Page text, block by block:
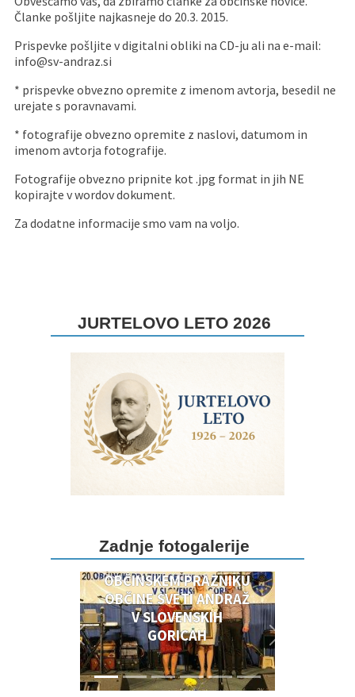
Članke pošljite najkasneje do 20.3. 2015.
Prispevke pošljite v digitalni obliki na CD-ju ali na e-mail:
info@sv-andraz.si
* prispevke obvezno opremite z imenom avtorja, besedil ne
urejate s poravnavami.
* fotografije obvezno opremite z naslovi, datumom in
imenom avtorja fotografije.
Fotografije obvezno pripnite kot .jpg format in jih NE
kopirajte v wordov dokument.
Za dodatne informacije smo vam na voljo.
JURTELOVO LETO 2026
Zadnje fotogalerije
DOGODKI OB 20.
OBČINSKEM PRAZNIKU
OBČINSKEM PRAZNIKU
OBČINE SVETI ANDRAŽ
V SLOVENSKIH
GORICAH
Pristojni za vodenje upravnih postopkov
DELOVNA PODROČJA
Fotogalerija
Lokalne volitve
Znamenite osebnosti
Tradicionalni dogodki